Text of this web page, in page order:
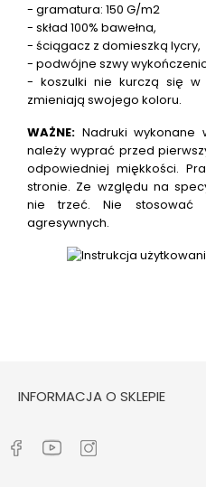
- gramatura: 150 G/m2
- skład 100% bawełna,
- ściągacz z domieszką lycry,
- podwójne szwy
- koszulki nie kurczą się
zmieniają swojego koloru.
WAŻNE: Nadruki wykonane
należy wyprać przed
odpowiedniej miękkości.
stronie. Ze względu na
nie trzeć. Nie stosować
agresywnych.
INFORMACJA O SKLEPIE